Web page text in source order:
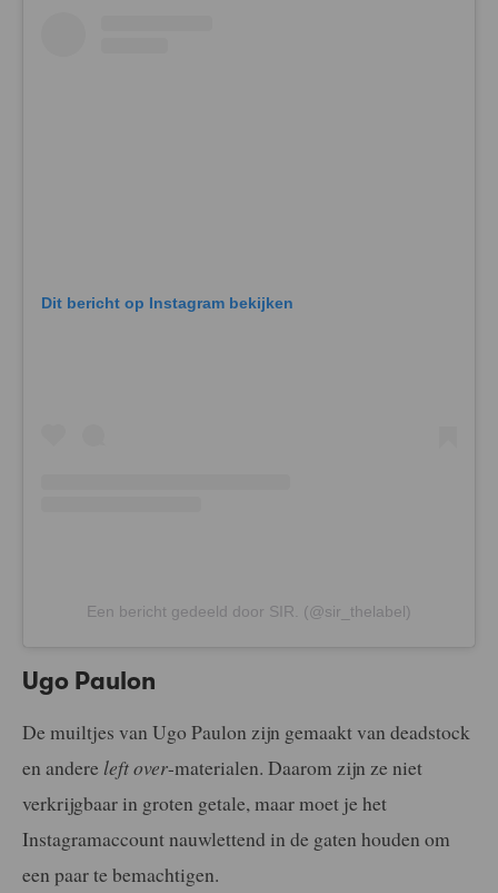
Dit bericht op Instagram bekijken
Een bericht gedeeld door SIR. (@sir_thelabel)
Ugo Paulon
De muiltjes van Ugo Paulon zijn gemaakt van deadstock
en andere left over-materialen. Daarom zijn ze niet
verkrijgbaar in groten getale, maar moet je het
Instagramaccount nauwlettend in de gaten houden om
een paar te bemachtigen.